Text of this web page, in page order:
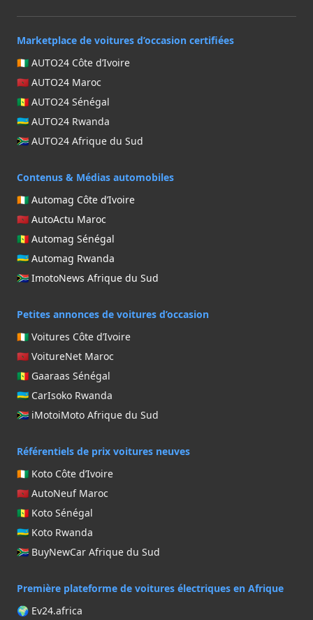
Marketplace de voitures d’occasion certifiées
🇨🇮 AUTO24 Côte d’Ivoire
🇲🇦 AUTO24 Maroc
🇸🇳 AUTO24 Sénégal
🇷🇼 AUTO24 Rwanda
🇿🇦 AUTO24 Afrique du Sud
Contenus & Médias automobiles
🇨🇮 Automag Côte d’Ivoire
🇲🇦 AutoActu Maroc
🇸🇳 Automag Sénégal
🇷🇼 Automag Rwanda
🇿🇦 ImotoNews Afrique du Sud
Petites annonces de voitures d’occasion
🇨🇮 Voitures Côte d’Ivoire
🇲🇦 VoitureNet Maroc
🇸🇳 Gaaraas Sénégal
🇷🇼 CarIsoko Rwanda
🇿🇦 iMotoiMoto Afrique du Sud
Référentiels de prix voitures neuves
🇨🇮 Koto Côte d’Ivoire
🇲🇦 AutoNeuf Maroc
🇸🇳 Koto Sénégal
🇷🇼 Koto Rwanda
🇿🇦 BuyNewCar Afrique du Sud
Première plateforme de voitures électriques en Afrique
🌍 Ev24.africa